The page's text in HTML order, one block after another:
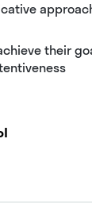
their